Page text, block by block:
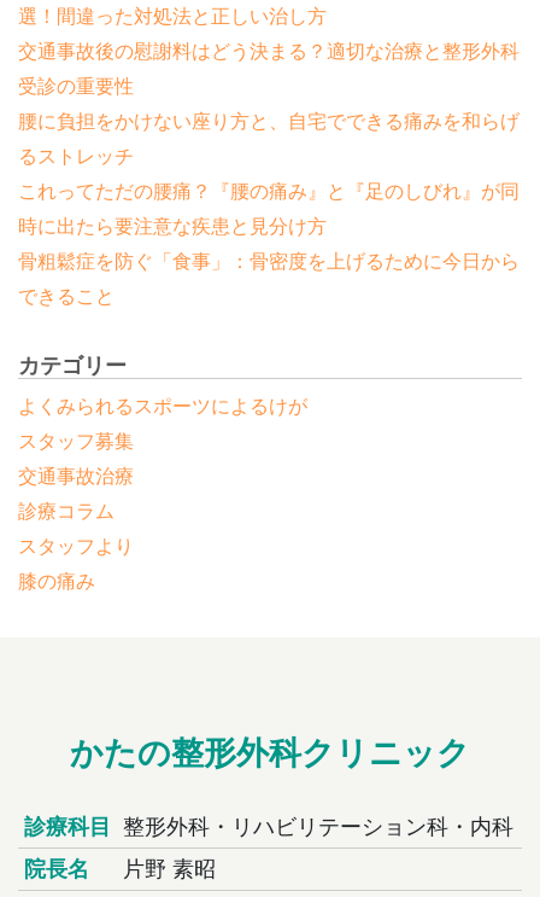
選！間違った対処法と正しい治し方
交通事故後の慰謝料はどう決まる？適切な治療と整形外科
受診の重要性
腰に負担をかけない座り方と、自宅でできる痛みを和らげ
るストレッチ
これってただの腰痛？『腰の痛み』と『足のしびれ』が同
時に出たら要注意な疾患と見分け方
骨粗鬆症を防ぐ「食事」：骨密度を上げるために今日から
できること
カテゴリー
よくみられるスポーツによるけが
スタッフより
スタッフ募集
交通事故治療
膝の痛み
診療コラム
かたの整形外科クリニック
診療科目
整形外科・リハビリテーション科・内科
院長名
片野 素昭